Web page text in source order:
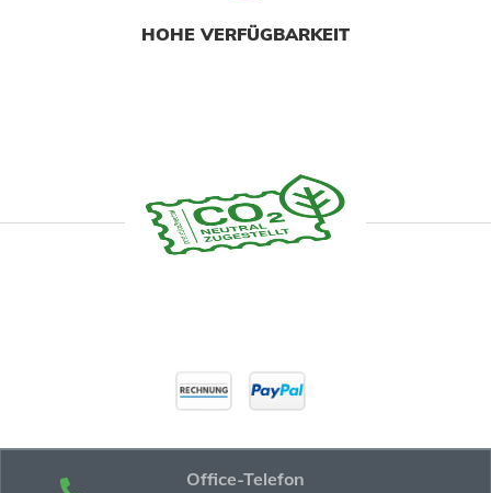
HOHE VERFÜGBARKEIT
Office-Telefon